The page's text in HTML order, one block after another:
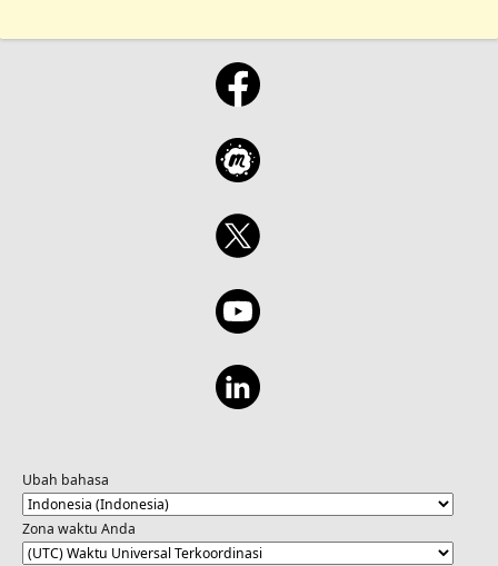
Ubah bahasa
Zona waktu Anda